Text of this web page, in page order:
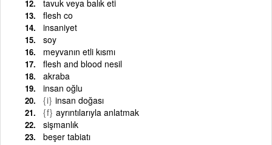
tavuk veya balık eti
flesh co
insaniyet
soy
meyvanın etli kısmı
flesh and blood nesil
akraba
insan oğlu
{i} insan doğası
{f} ayrıntılarıyla anlatmak
sişmanlık
beşer tabiatı